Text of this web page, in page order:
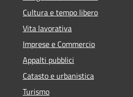
Cultura e tempo libero
Vita lavorativa
Imprese e Commercio
Appalti pubblici
Catasto e urbanistica
Turismo